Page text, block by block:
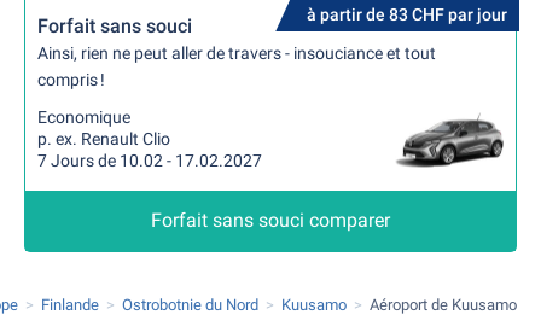
à partir de 83 CHF par jour
Forfait sans souci
Ainsi, rien ne peut aller de travers - insouciance et tout
compris !
Economique
p. ex. Renault Clio
7 Jours de 10.02 - 17.02.2027
Forfait sans souci comparer
Finlande Ostrobotnie du Nord Kuusamo Aéroport de Kuusamo